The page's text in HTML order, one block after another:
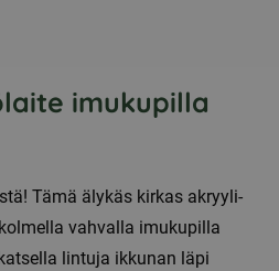
imukupilla
Tämä älykäs kirkas akryyli-
vahvalla imukupilla
lintuja ikkunan läpi